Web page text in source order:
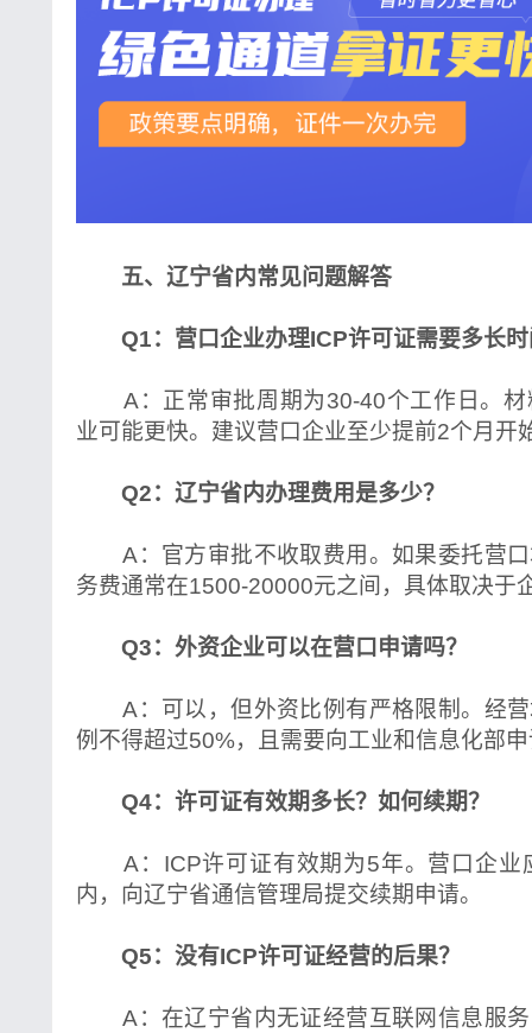
五、辽宁省内常见问题解答
Q1：营口企业办理ICP许可证需要多长时
A：正常审批周期为30-40个工作日。材
业可能更快。建议营口企业至少提前2个月开
Q2：辽宁省内办理费用是多少？
A：官方审批不收取费用。如果委托营口
务费通常在1500-20000元之间，具体取决于
Q3：外资企业可以在营口申请吗？
A：可以，但外资比例有严格限制。经营
例不得超过50%，且需要向工业和信息化部
Q4：许可证有效期多长？如何续期？
A：ICP许可证有效期为5年。营口企业
内，向辽宁省通信管理局提交续期申请。
Q5：没有ICP许可证经营的后果？
A：在辽宁省内无证经营互联网信息服务